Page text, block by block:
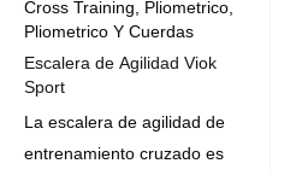
Cross Training, Pliometrico,
Pliometrico Y Cuerdas
Escalera de Agilidad Viok
Sport
La escalera de agilidad de
entrenamiento cruzado es